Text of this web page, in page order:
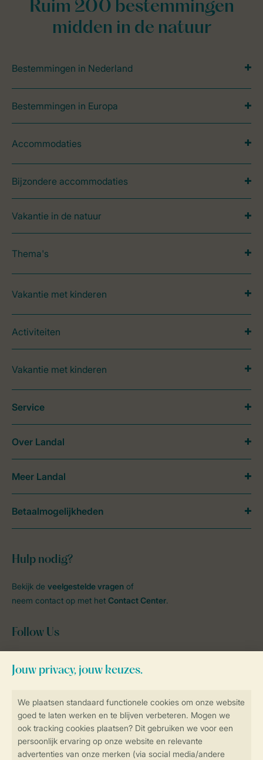
Ruim 200 bestemmingen
midden in de natuur
Bestemmingen in Nederland
Bestemmingen in Europa
Accommodaties
Bijzondere accommodaties
Vakantie in de natuur
Thema's
Vakantie met kinderen
Activiteiten
Vakantie met kinderen
Hulp nodig?
Bekijk de veelgestelde vragen of
neem contact op met het Contact Center.
Follow Us
Blijf op de hoogte
Service
Over Landal
Meer Landal
Betaalmogelijkheden